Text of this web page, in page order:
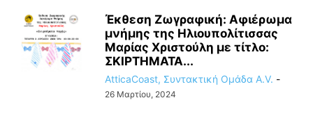
Έκθεση Ζωγραφική: Αφιέρωμα
μνήμης της Ηλιουπολίτισσας
Μαρίας Χριστούλη με τίτλο:
ΣΚΙΡΤΗΜΑΤΑ...
AtticaCoast, Συντακτική Ομάδα A.V. -
26 Μαρτίου, 2024